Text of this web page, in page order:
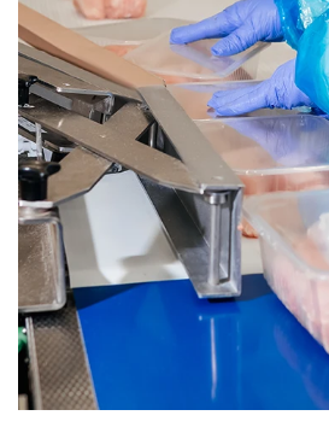
Farmasi
Plastik
Pra
Tekan
dan
Percetakan
Tekstil
Produk
Pengukuran
Warna
Pengukuran